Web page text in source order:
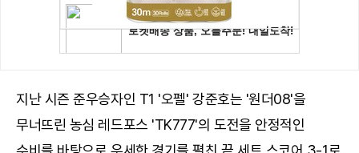
지난 시즌 준우승자인 T1 '오펠' 강준호는 '원더08'을
무너뜨린 농심 레드포스 'TK777'의 도전을 안정적인